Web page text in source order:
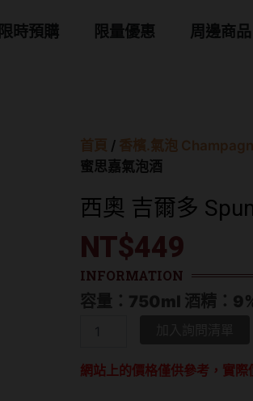
限時預購 限量優惠 周邊商品
首頁 / 香檳.氣泡
蜜思嘉氣泡酒
西奧 吉爾多
NT$449
INFORMATION
容量：750ml 酒精：
爾
網站上的價格僅供參考，實